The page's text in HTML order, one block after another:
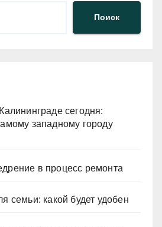
Поиск
сегодня:
западному городу
в процесс ремонта
семьи: какой будет удобен